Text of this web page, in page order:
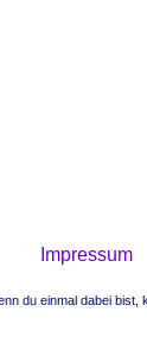
Impressum
du einmal dabei